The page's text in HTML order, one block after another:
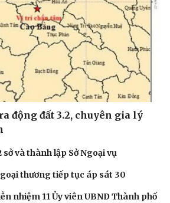
động đất 3.2, chuyên gia lý
sở và thành lập Sở Ngoại vụ
thương tiếp tục áp sát 30
nhiệm 11 Ủy viên UBND Thành phố